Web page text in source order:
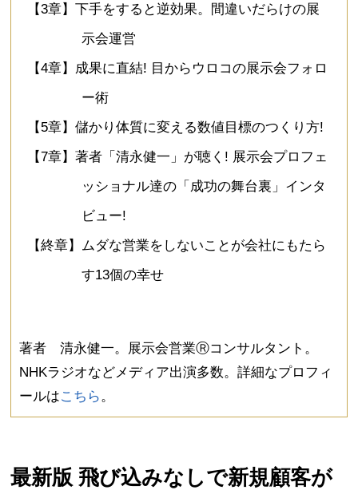
【3章】下手をすると逆効果。間違いだらけの展
示会運営
【4章】成果に直結! 目からウロコの展示会フォロ
ー術
【5章】儲かり体質に変える数値目標のつくり方!
【7章】著者「清永健一」が聴く! 展示会プロフェ
ッショナル達の「成功の舞台裏」インタ
ビュー!
【終章】ムダな営業をしないことが会社にもたら
す13個の幸せ
著者 清永健一。展示会営業Ⓡコンサルタント。
NHKラジオなどメディア出演多数。詳細なプロフィ
ールはこちら。
最新版 飛び込みなしで新規顧客が